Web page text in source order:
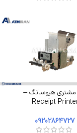
مشتری هیوسانگ –
Receipt
09202864727